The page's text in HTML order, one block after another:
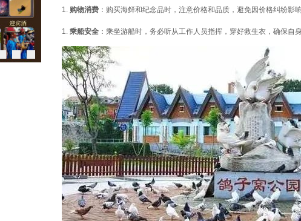
购物消费 ：购买海鲜和纪念品时，注意价格和品质，避免因价格纠纷影
乘船安全 ：乘坐游船时，务必听从工作人员指挥，穿好救生衣，确保自身